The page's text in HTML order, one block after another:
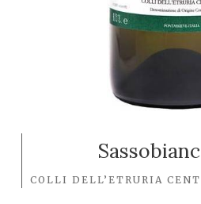
COLLI DELL’ETRURIA